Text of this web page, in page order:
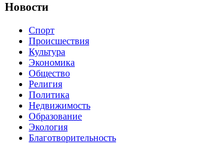
Новости
Спорт
Происшествия
Культура
Экономика
Общество
Религия
Политика
Недвижимость
Образование
Экология
Благотворительность